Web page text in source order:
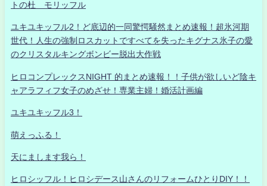
トの杜 モリッフル
ユキユキッフル2！ど底辺的一同驚愕騒然まとめ速報！超氷河期
世代！人生の強制ロスカットですべてを失ったキグナス氷子の愛
のクリスタルキングボンビー脱出大作戦
ヒロコンプレックスNIGHT 的まとめ速報！！子供が欲しいど陰キ
ャアラフィフ女子のめざせ！専業主婦！婚活計画編
ユキユキッフル3！
萌えっふる！
天にまします我ら！
ヒロシッフル！ヒロシデース山さんのリフォームひとりDIY！！